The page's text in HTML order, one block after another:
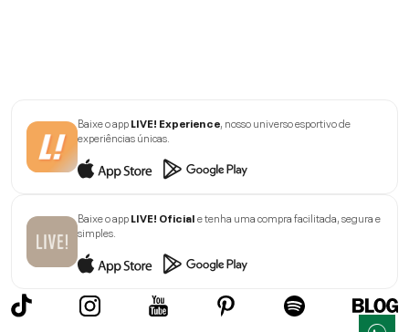
Baixe o appLIVE! Experience, nosso universo esportivo de
experiências únicas.
Baixe o appLIVE! Oficiale tenha uma compra facilitada, segura e
simples.